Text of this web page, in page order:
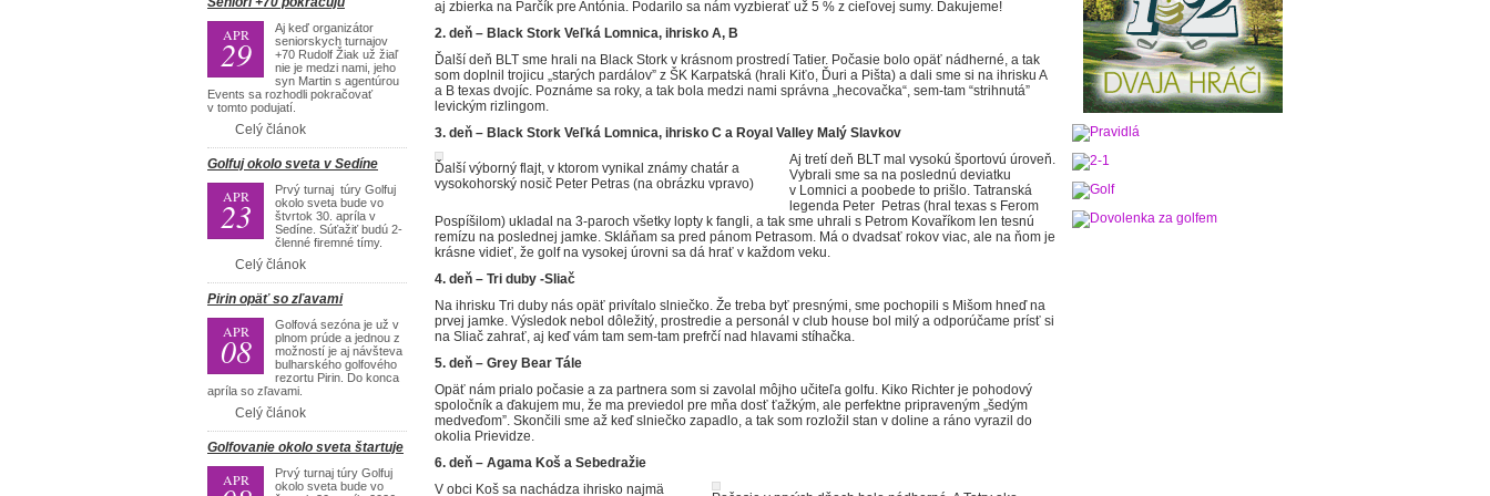
APR
29
Aj keď organizátor
seniorskych turnajov
+70 Rudolf Žiak už žiaľ
nie je medzi nami, jeho
syn Martin s agentúrou
Events sa rozhodli pokračovať
v tomto podujatí.
Celý článok
Golfuj okolo sveta v Sedíne
APR
23
Prvý turnaj túry Golfuj
okolo sveta bude vo
štvrtok 30. apríla v
Sedíne. Súťažiť budú 2-
členné firemné tímy.
Celý článok
Pirin opäť so zľavami
APR
08
Golfová sezóna je už v
plnom prúde a jednou z
možností je aj návšteva
bulharského golfového
rezortu Pirin. Do konca
apríla so zľavami.
Celý článok
Golfovanie okolo sveta štartuje
APR
Prvý turnaj túry Golfuj
okolo sveta bude vo
aj zbierka na Parčík pre Antónia. Podarilo sa nám vyzbierať už 5 % z cieľovej sumy. Ďakujeme!
2. deň – Black Stork Veľká Lomnica, ihrisko A, B
Ďalší deň BLT sme hrali na Black Stork v krásnom prostredí Tatier. Počasie bolo opäť nádherné, a tak
som doplnil trojicu „starých pardálov” z ŠK Karpatská (hrali Kiťo, Ďuri a Pišta) a dali sme si na ihrisku A
a B texas dvojíc. Poznáme sa roky, a tak bola medzi nami správna „hecovačka“, sem-tam “strihnutá”
levickým rizlingom.
3. deň – Black Stork Veľká Lomnica, ihrisko C a Royal Valley Malý Slavkov
Ďalší výborný flajt, v ktorom vynikal známy chatár a
vysokohorský nosič Peter Petras (na obrázku vpravo)
Aj tretí deň BLT mal vysokú športovú úroveň.
Vybrali sme sa na poslednú deviatku
v Lomnici a poobede to prišlo. Tatranská
legenda Peter Petras (hral texas s Ferom
Pospíšilom) ukladal na 3-paroch všetky lopty k fangli, a tak sme uhrali s Petrom Kovaříkom len tesnú
remízu na poslednej jamke. Skláňam sa pred pánom Petrasom. Má o dvadsať rokov viac, ale na ňom je
krásne vidieť, že golf na vysokej úrovni sa dá hrať v každom veku.
4. deň – Tri duby -Sliač
Na ihrisku Tri duby nás opäť privítalo slniečko. Že treba byť presnými, sme pochopili s Mišom hneď na
prvej jamke. Výsledok nebol dôležitý, prostredie a personál v club house bol milý a odporúčame prísť si
na Sliač zahrať, aj keď vám tam sem-tam prefrčí nad hlavami stíhačka.
5. deň – Grey Bear Tále
Opäť nám prialo počasie a za partnera som si zavolal môjho učiteľa golfu. Kiko Richter je pohodový
spoločník a ďakujem mu, že ma previedol pre mňa dosť ťažkým, ale perfektne pripraveným „šedým
medveďom”. Skončili sme až keď slniečko zapadlo, a tak som rozložil stan v doline a ráno vyrazil do
okolia Prievidze.
6. deň – Agama Koš a Sebedražie
V obci Koš sa nachádza ihrisko najmä